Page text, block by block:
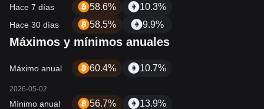
Hace 7 días 58.6% 10.3%
Hace 30 días 58.5% 9.9%
Máximos y mínimos anuales
Máximo anual 60.4% 10.7%
2026-05-02
Mínimo anual 56.7% 13.9%